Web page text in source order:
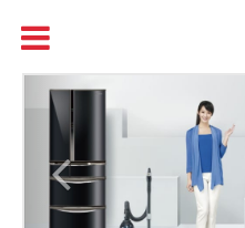
Previous